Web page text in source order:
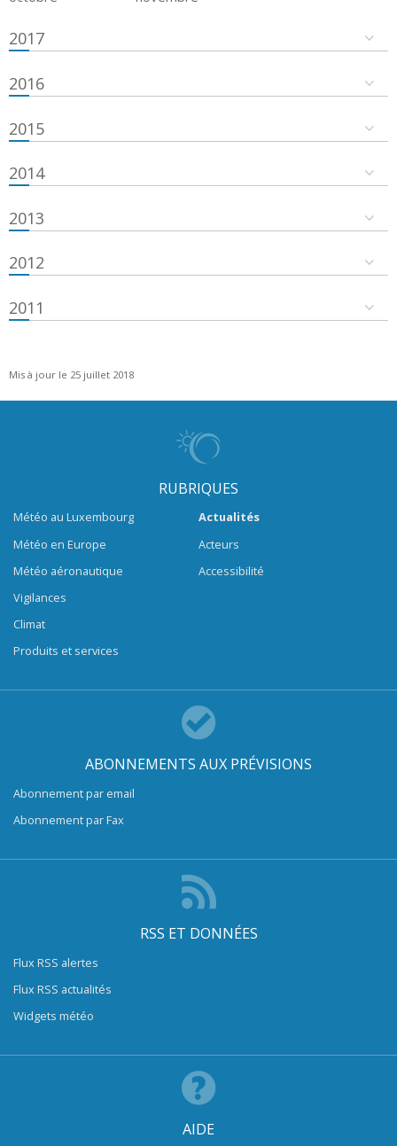
2017
2016
2015
2014
2013
2012
2011
Mis à jour le 25 juillet 2018
RUBRIQUES
Météo au Luxembourg
Météo en Europe
Météo aéronautique
Vigilances
Climat
Produits et services
Actualités
Acteurs
Accessibilité
ABONNEMENTS AUX PRÉVISIONS
Abonnement par email
Abonnement par Fax
RSS ET DONNÉES
Flux RSS alertes
Flux RSS actualités
Widgets météo
AIDE